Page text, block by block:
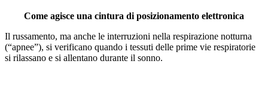
Come agisce una cintura di posizionamento elettronica
Il russamento, ma anche le interruzioni nella respirazione notturna
(“apnee”), si verificano quando i tessuti delle prime vie respiratorie
si rilassano e si allentano durante il sonno.